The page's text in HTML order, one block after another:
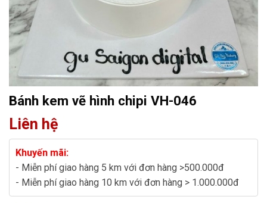
Bánh kem vẽ hình chipi VH-046
Liên hệ
Khuyến mãi:
- Miễn phí giao hàng 5 km với đơn hàng >500.000đ
- Miễn phí giao hàng 10 km với đơn hàng > 1.000.000đ